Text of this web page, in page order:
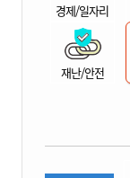
경제/일자리
재난/안전